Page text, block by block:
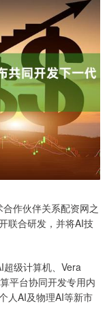
作伙伴关系配资网之
联合研发，并将AI技
级计算机、Vera
平台协同开发专用内
人AI及物理AI等新市